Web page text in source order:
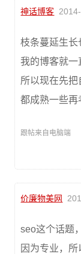
神话博客
枝条蔓延生长
我的博客就一
所以现在先
都成熟一些再
跟帖来自电脑端
价廉物美网
seo这个话题
因为专业，